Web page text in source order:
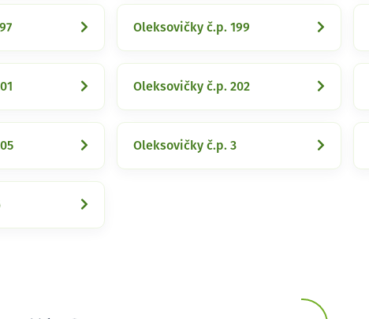
Oleksovičky č.p. 199
Oleksovičky č.p. 202
Oleksovičky č.p. 3